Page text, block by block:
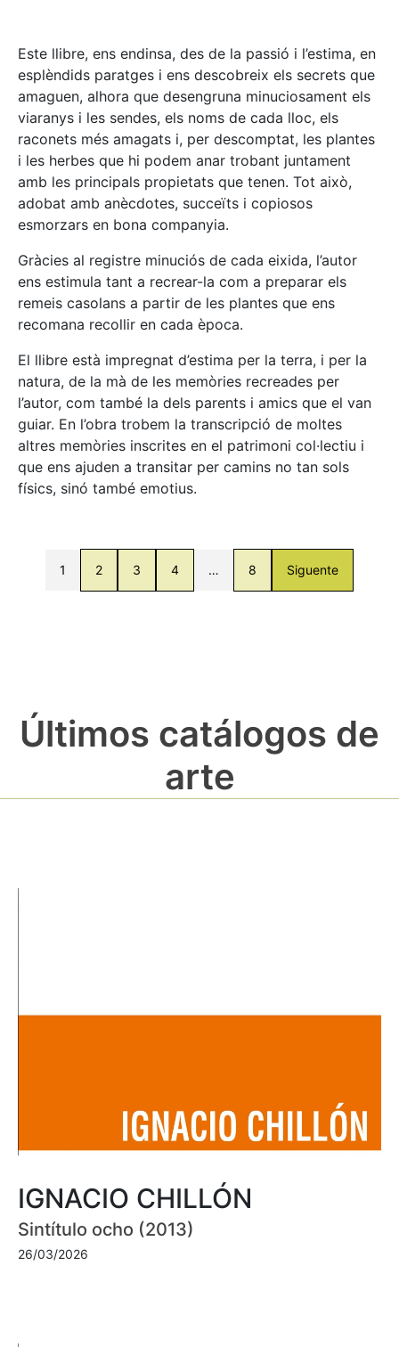
Este llibre, ens endinsa, des de la passió i l’estima, en
esplèndids paratges i ens descobreix els secrets que
amaguen, alhora que desengruna minuciosament els
viaranys i les sendes, els noms de cada lloc, els
raconets més amagats i, per descomptat, les plantes
i les herbes que hi podem anar trobant juntament
amb les principals propietats que tenen. Tot això,
adobat amb anècdotes, succeïts i copiosos
esmorzars en bona companyia.
Gràcies al registre minuciós de cada eixida, l’autor
ens estimula tant a recrear-la com a preparar els
remeis casolans a partir de les plantes que ens
recomana recollir en cada època.
El llibre està impregnat d’estima per la terra, i per la
natura, de la mà de les memòries recreades per
l’autor, com també la dels parents i amics que el van
guiar. En l’obra trobem la transcripció de moltes
altres memòries inscrites en el patrimoni col·lectiu i
que ens ajuden a transitar per camins no tan sols
físics, sinó també emotius.
1 2 3 4 … 8 Siguente
Últimos catálogos de
arte
IGNACIO CHILLÓN
Sintítulo ocho (2013)
26/03/2026